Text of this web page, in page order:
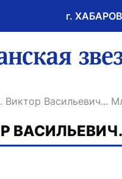
г.
ссылка на главную
Виктор Васильевич...